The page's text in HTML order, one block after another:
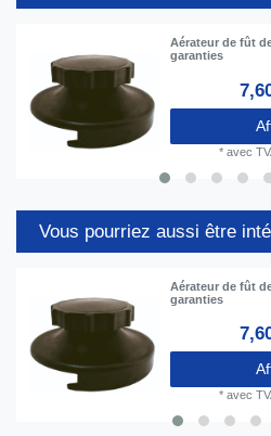
Aérateur de fût
garanties
* avec
Vous pourriez aussi être
Aérateur de fût
garanties
* avec